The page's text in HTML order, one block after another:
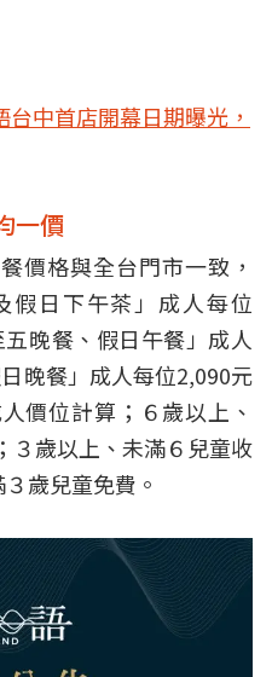
中首店開幕日期曝光，
一價
價格與全台門市一致，
假日下午茶」成人每位
晚餐、假日午餐」成人
晚餐」成人每位2,090元
價位計算；６歲以上、
３歲以上、未滿６兒童收
歲兒童免費。